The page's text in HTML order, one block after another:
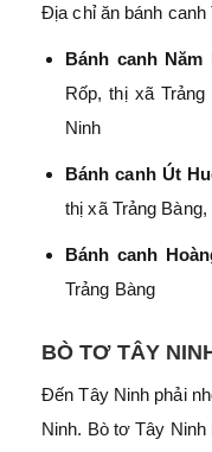
Địa chỉ ăn bánh canh
Bánh canh Năm
Rốp, thị xã
Ninh
Bánh canh Út
thị xã Trảng
Bánh canh
Trảng Bàng
BÒ TƠ TÂY
Đến Tây Ninh phải
Ninh. Bò tơ Tây